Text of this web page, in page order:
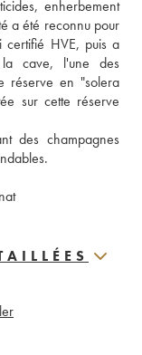
enherbement
a été reconnu pour
certifié HVE, puis a
cave, l'une des
réserve en "solera
sur cette réserve
des champagnes